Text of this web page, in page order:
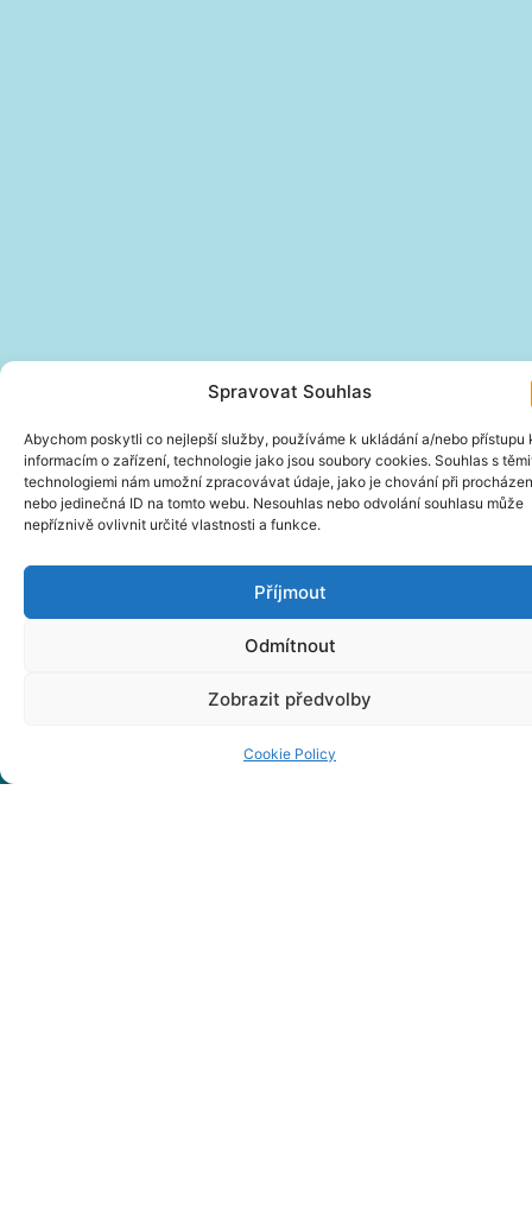
Spravovat Souhlas
Abychom poskytli co nejlepší služby, používáme k ukládání a/nebo přístupu
informacím o zařízení, technologie jako jsou soubory cookies. Souhlas s
technologiemi nám umožní zpracovávat údaje, jako je chování při
nebo jedinečná ID na tomto webu. Nesouhlas nebo odvolání souhlasu může
nepříznivě ovlivnit určité vlastnosti a funkce.
Příjmout
Odmítnout
Zobrazit předvolby
Cookie Policy
zaakceptować